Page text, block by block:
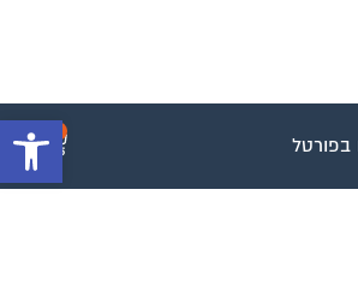
פתח בפורטל